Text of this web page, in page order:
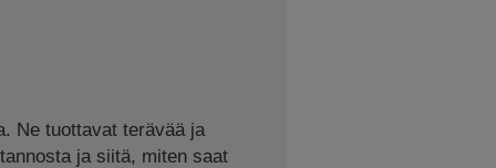
Ne tuottavat terävää ja
ja siitä, miten saat